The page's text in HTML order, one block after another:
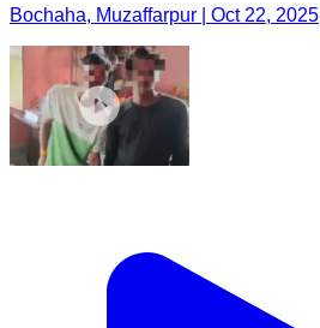
Bochaha, Muzaffarpur | Oct 22, 2025